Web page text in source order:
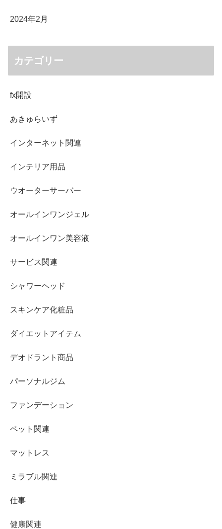
2024年2月
カテゴリー
fx開設
あきゅらいず
インターネット関連
インテリア用品
ウオーターサーバー
オールインワンジェル
オールインワン美容液
サービス関連
シャワーヘッド
スキンケア化粧品
ダイエットアイテム
デオドラント商品
パーソナルジム
ファンデーション
ペット関連
マットレス
ミラブル関連
仕事
健康関連